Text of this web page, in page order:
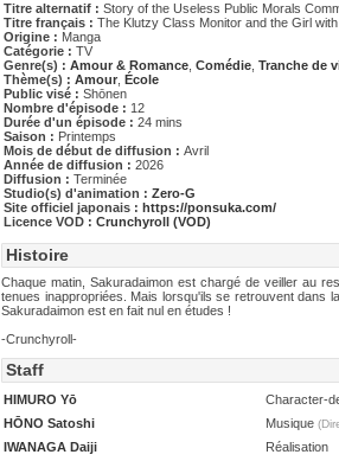
Titre alternatif : Story of the Useless Public Morals
Titre français : The Klutzy Class Monitor and the Girl
Origine : Manga
Catégorie : TV
Genre(s) : Amour & Romance Comédie Tranche de
Thème(s) : Amour École
Public visé : Shōnen
Nombre d'épisode : 12
Durée d'un épisode : 24 mins
Saison : Printemps
Mois de début de diffusion : Avril
Année de diffusion : 2026
Diffusion : Terminée
Studio(s) d'animation : Zero-G
Site officiel japonais : https://ponsuka.com/
Licence VOD : Crunchyroll (VOD)
Histoire
Chaque matin, Sakuradaimon est chargé de veiller au
tenues inappropriées. Mais lorsqu'ils se retrouvent dans
Sakuradaimon est en fait nul en études !
-Crunchyroll-
Staff
HIMURO Yō
Character-
HŌNO Satoshi
Musique
IWANAGA Daiji Réalisation